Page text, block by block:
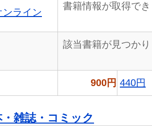
ンライン
書籍情報が取得で
該当書籍が見つか
900円 440円
雑誌・コミック